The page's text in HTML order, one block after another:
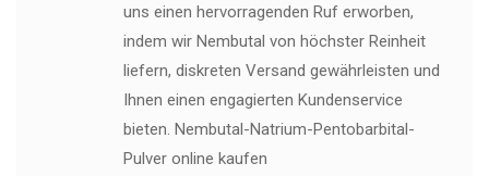
uns einen hervorragenden Ruf erworben,
indem wir Nembutal von höchster Reinheit
liefern, diskreten Versand gewährleisten und
Ihnen einen engagierten Kundenservice
bieten. Nembutal-Natrium-Pentobarbital-
Pulver online kaufen